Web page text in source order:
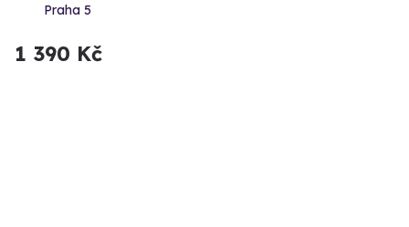
Praha 5
1 390 Kč